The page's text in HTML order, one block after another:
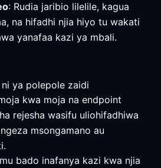
: Rudia jaribio lilelile, kagua
na hifadhi njia hiyo tu wakati
yanafaa kazi ya mbali.
ya polepole zaidi
kwa moja na endpoint
rejesha wasifu uliohifadhiwa
msongamano au
bado inafanya kazi kwa njia